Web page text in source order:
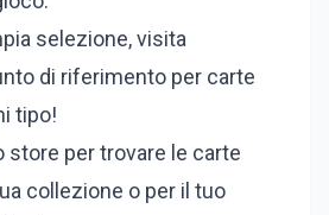
selezione, visita
di riferimento per carte
tipo!
store per trovare le carte
collezione o per il tuo